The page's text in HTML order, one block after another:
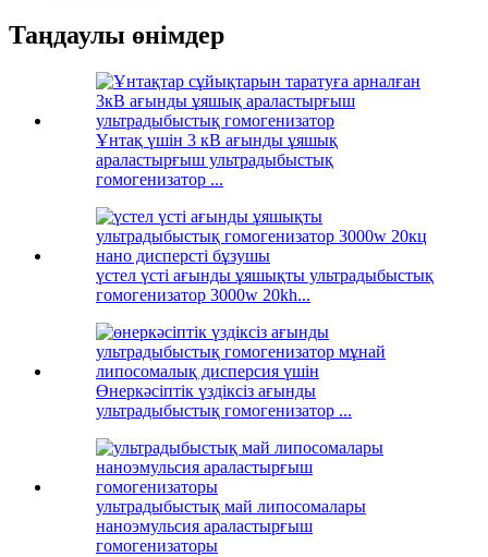
Таңдаулы өнімдер
Ұнтақ үшін 3 кВ ағынды ұяшық
араластырғыш ультрадыбыстық
гомогенизатор ...
үстел үсті ағынды ұяшықты ультрадыбыстық
гомогенизатор 3000w 20kh...
Өнеркәсіптік үздіксіз ағынды
ультрадыбыстық гомогенизатор ...
ультрадыбыстық май липосомалары
наноэмульсия араластырғыш
гомогенизаторы